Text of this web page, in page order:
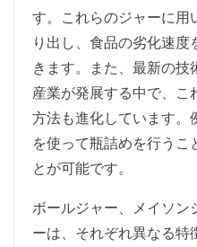
す。これらのジャーに用
り出し、食品の劣化速
きます。また、最新の
産業が発展する中で、
方法も進化しています。
を使って瓶詰めを行うこ
とが可能です。
ボールジャー、メイソン
ーは、それぞれ異なる特